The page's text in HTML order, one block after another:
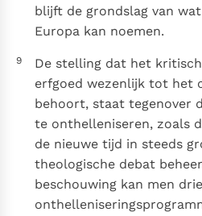
blijft de grondslag van
Europa kan noemen.
9
De stelling dat het
erfgoed wezenlijk tot het
behoort, staat tegenover
te onthelleniseren, zoals
de nieuwe tijd in steeds
theologische debat
beschouwing kan men